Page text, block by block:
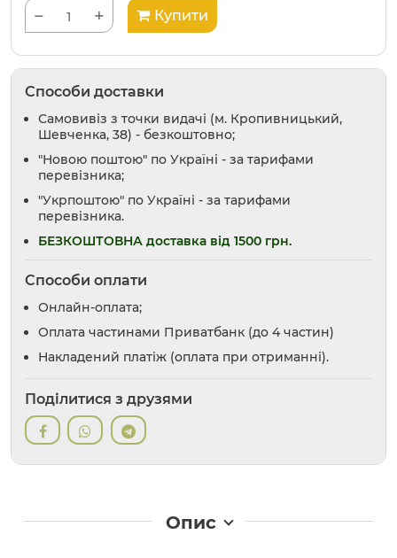
− + Купити
Способи доставки
Самовивіз з точки видачі (м. Кропивницький,
Шевченка, 38) - безкоштовно;
"Новою поштою" по Україні - за тарифами
перевізника;
"Укрпоштою" по Україні - за тарифами
перевізника.
БЕЗКОШТОВНА доставка від 1500 грн.
Способи оплати
Онлайн-оплата;
Оплата частинами Приватбанк (до 4 частин)
Накладений платіж (оплата при отриманні).
Поділитися з друзями
Опис